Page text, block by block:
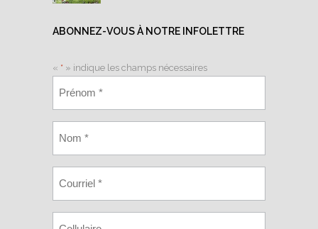
ABONNEZ-VOUS À NOTRE INFOLETTRE
« * » indique les champs nécessaires